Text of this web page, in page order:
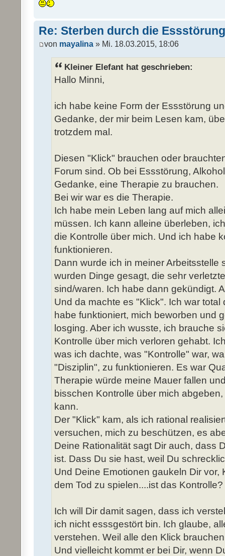
Re: Sterben durch die Essstörung
von mayalina » Mi. 18.03.2015, 18:06
Kleiner Elefant hat geschrieben:
Hallo Minni,
ich habe keine Form der Essstörung
Gedanke, der mir beim Lesen kam,
trotzdem mal.
Diesen "Klick" brauchen oder
Forum sind. Ob bei Essstörung,
Gedanke, eine Therapie zu brauchen.
Bei wir war es die Therapie.
Ich habe mein Leben lang auf mich
müssen. Ich kann alleine überleben,
die Kontrolle über mich. Und ich habe
funktionieren.
Dann wurde ich in meiner Arbeitsstelle
wurden Dinge gesagt, die sehr
sind/waren. Ich habe dann gekündigt.
Und da machte es "Klick". Ich war total
habe funktioniert, mich beworben und
losging. Aber ich wusste, ich brauche
Kontrolle über mich verloren gehabt.
was ich dachte, was "Kontrolle" war,
"Disziplin", zu funktionieren. Es war
Therapie würde meine Mauer fallen
bisschen Kontrolle über mich
kann.
Der "Klick" kam, als ich rational
versuchen, mich zu beschützen, es
Deine Rationalität sagt Dir auch, dass
ist. Dass Du sie hast, weil Du
Und Deine Emotionen gaukeln Dir vor,
dem Tod zu spielen....ist das Kontrolle?
Ich will Dir damit sagen, dass ich
ich nicht esssgestört bin. Ich glaube,
verstehen. Weil alle den Klick
Und vielleicht kommt er bei Dir, wenn